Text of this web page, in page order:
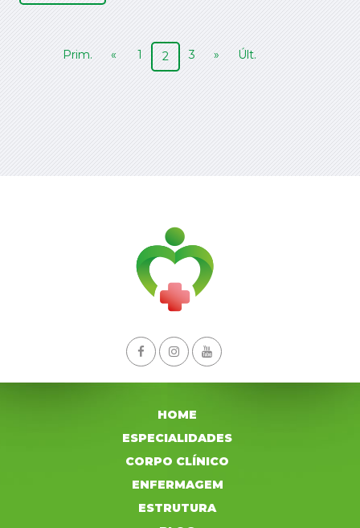
Prim. « 1 2 3 » Últ.
HOME
ESPECIALIDADES
CORPO CLÍNICO
ENFERMAGEM
ESTRUTURA